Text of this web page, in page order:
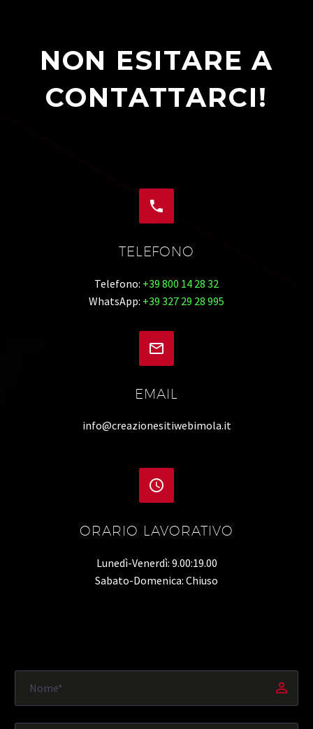
NON ESITARE A
CONTATTARCI!


TELEFONO
Telefono: +39 800 14 28 32
WhatsApp: +39 327 29 28 995


EMAIL
info@creazionesitiwebimola.it


ORARIO LAVORATIVO
Lunedì-Venerdì: 9.00:19.00
Sabato-Domenica: Chiuso